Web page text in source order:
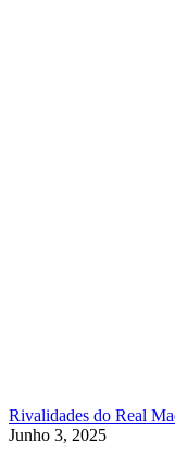
Rivalidades do Real
Junho 3, 2025